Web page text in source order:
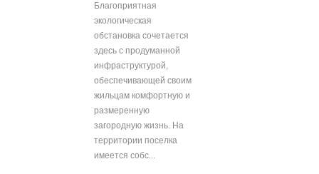
Благоприятная
экологическая
обстановка сочетается
здесь с продуманной
инфраструктурой,
обеспечивающей своим
жильцам комфортную и
размеренную
загородную жизнь. На
территории поселка
имеется собс...